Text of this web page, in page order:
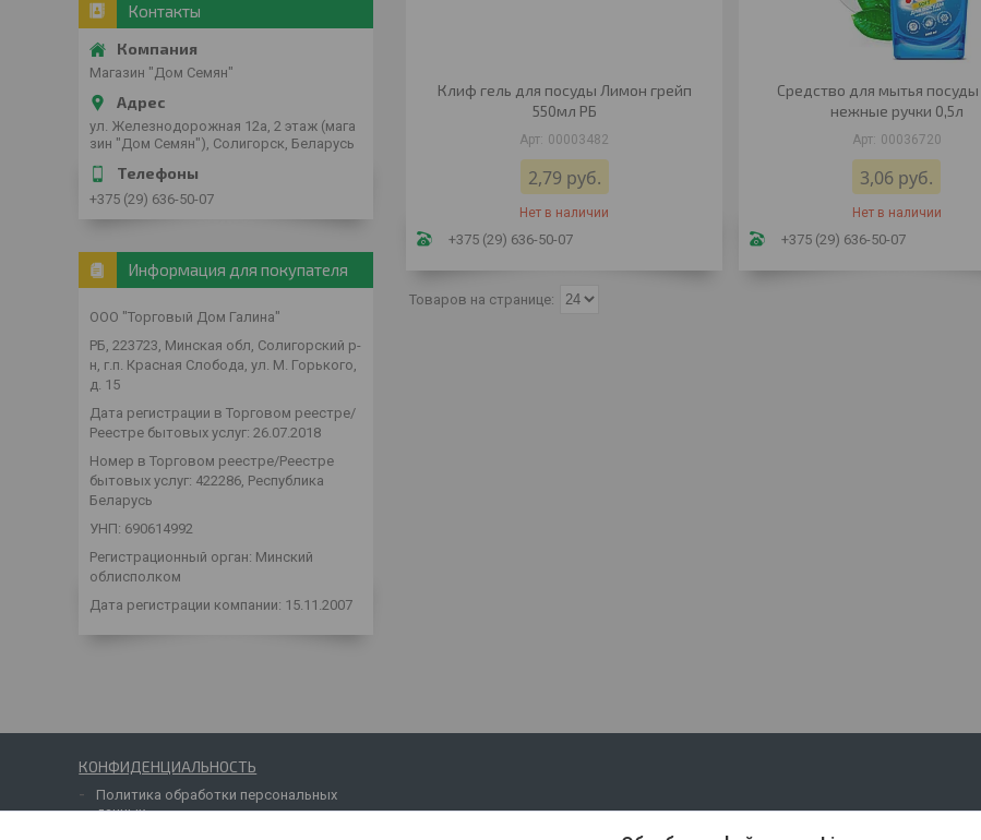
Клиф гель для посуды Лимон грейп
550мл РБ
00003482
2,79 руб.
Нет в наличии
+375 (29) 636-50-07
Средство для мытья
нежные ручки 0,5л
00036720
3,06 руб.
Нет в наличии
+375 (29) 636-50-07
Контакты
Магазин "Дом Семян"
ул. Железнодорожная 12а, 2 этаж (мага
зин "Дом Семян"), Солигорск, Беларусь
+375 (29) 636-50-07
Информация для покупателя
ООО "Торговый Дом Галина"
РБ, 223723, Минская обл, Солигорский р-
н, г.п. Красная Слобода, ул. М. Горького,
д. 15
Дата регистрации в Торговом реестре/
Реестре бытовых услуг: 26.07.2018
Номер в Торговом реестре/Реестре
бытовых услуг: 422286, Республика
Беларусь
УНП: 690614992
Регистрационный орган: Минский
облисполком
Дата регистрации компании: 15.11.2007
КОНФИДЕНЦИАЛЬНОСТЬ
Политика обработки персональных
данных